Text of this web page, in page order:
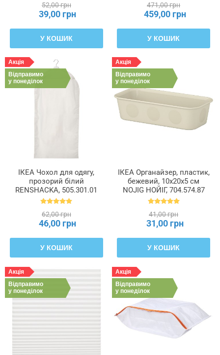
52,00 грн
39,00 грн
У КОШИК
471,00 грн
459,00 грн
У КОШИК
Акція
Відправимо
у понеділок
ІКЕА Чохол для одягу,
прозорий білий
RENSHACKA, 505.301.01
62,00 грн
46,00 грн
У КОШИК
Акція
Відправимо
у понеділок
ІКЕА Органайзер, пластик,
бежевий, 10x20x5 см
NOJIG НОЙІГ, 704.574.87
41,00 грн
31,00 грн
У КОШИК
Акція
Відправимо
у понеділок
Акція
Відправимо
у понеділок